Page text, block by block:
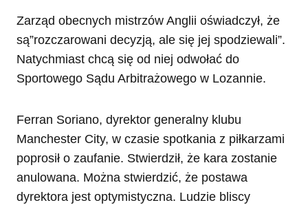
Zarząd obecnych mistrzów Anglii oświadczył, że
są”rozczarowani decyzją, ale się jej spodziewali”.
Natychmiast chcą się od niej odwołać do
Sportowego Sądu Arbitrażowego w Lozannie.
Ferran Soriano, dyrektor generalny klubu
Manchester City, w czasie spotkania z piłkarzami
poprosił o zaufanie. Stwierdził, że kara zostanie
anulowana. Można stwierdzić, że postawa
dyrektora jest optymistyczna. Ludzie bliscy